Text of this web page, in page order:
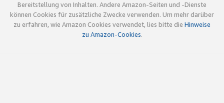
Bereitstellung von Inhalten. Andere Amazon-Seiten und -Dienste
können Cookies für zusätzliche Zwecke verwenden. Um mehr darüber
zu erfahren, wie Amazon Cookies verwendet, lies bitte die Hinweise
zu Amazon-Cookies.